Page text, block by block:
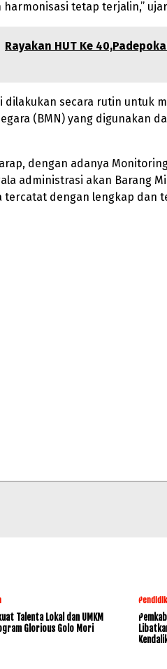
tetap terjalin,”
Rayakan HUT Ke
dilakukan secara rutin untuk
(BMN) yang digunakan
dengan adanya
administrasi akan Barang
tercatat dengan lengkap dan
Talenta Lokal dan UMKM
Glorious Golo Mori